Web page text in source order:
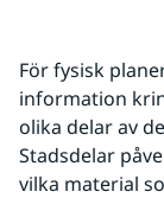
För fysisk
information
olika delar av
Stadsdelar
vilka material